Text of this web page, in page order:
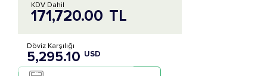
171,720.00 TL
KDV Dahil
Döviz Karşılığı
5,295.10 USD